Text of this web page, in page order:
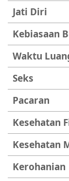
Jati Diri
Kebiasaan
Waktu
Seks
Pacaran
Kesehatan
Kesehatan
Kerohanian